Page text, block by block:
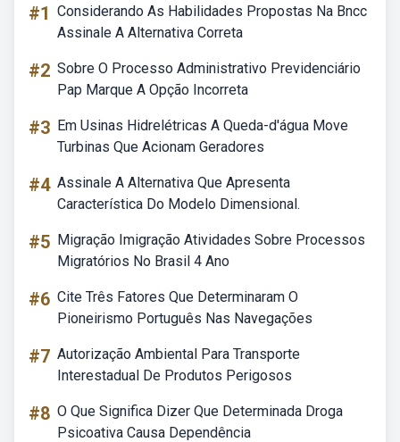
#1 Considerando As Habilidades Propostas Na Bncc
Assinale A Alternativa Correta
#2 Sobre O Processo Administrativo Previdenciário
Pap Marque A Opção Incorreta
#3 Em Usinas Hidrelétricas A Queda-d'água Move
Turbinas Que Acionam Geradores
#4 Assinale A Alternativa Que Apresenta
Característica Do Modelo Dimensional.
#5 Migração Imigração Atividades Sobre Processos
Migratórios No Brasil 4 Ano
#6 Cite Três Fatores Que Determinaram O
Pioneirismo Português Nas Navegações
#7 Autorização Ambiental Para Transporte
Interestadual De Produtos Perigosos
#8 O Que Significa Dizer Que Determinada Droga
Psicoativa Causa Dependência